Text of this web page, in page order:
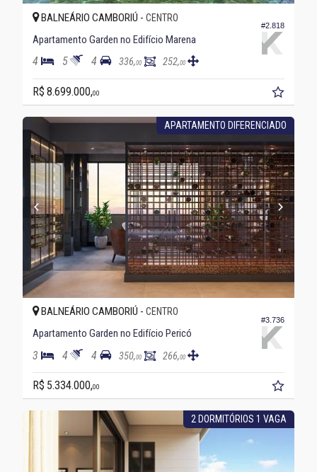
#2.818
BALNEÁRIO CAMBORIÚ - CENTRO
Apartamento Garden no Edifício Marena
4 5 4 336,00 252,00
R$ 8.699.000,00
APARTAMENTO DIFERENCIADO
#3.736
BALNEÁRIO CAMBORIÚ - CENTRO
Apartamento Garden no Edifício Pericó
3 4 4 350,00 266,00
R$ 5.334.000,00
2 DORMITÓRIOS 1 VAGA